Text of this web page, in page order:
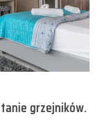
grzejników.